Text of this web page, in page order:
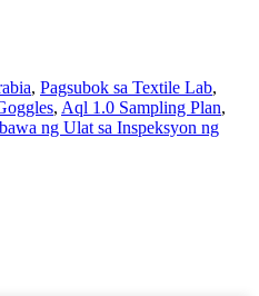
, Pagsubok sa Textile Lab,
, Aql 1.0 Sampling Plan,
ng Ulat sa Inspeksyon ng